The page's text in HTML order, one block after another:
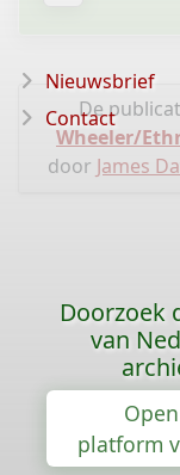
De
Wheeler/
door James
Nieuwsbrief
Contact
Doorzoek
van
platform